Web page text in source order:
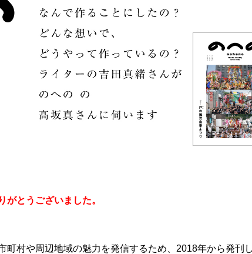
がとうございました。
村や周辺地域の魅力を発信するため、 2018年から発刊